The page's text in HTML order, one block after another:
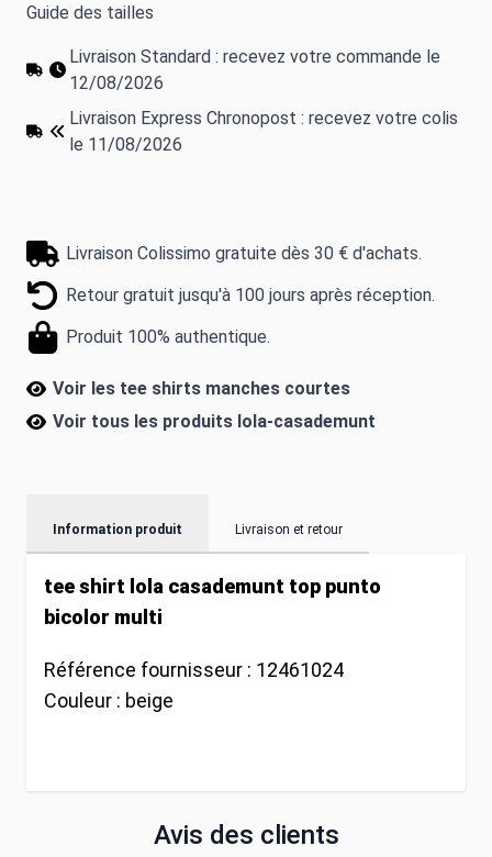
Guide des tailles
Livraison Standard : recevez votre commande le
12/08/2026
Livraison Express Chronopost : recevez votre colis
le 11/08/2026
Livraison Colissimo gratuite dès 30 € d'achats.
Retour gratuit jusqu'à 100 jours après réception.
Produit 100% authentique.
Voir les tee shirts manches courtes
Voir tous les produits lola-casademunt
Information produit Livraison et retour
tee shirt lola casademunt top punto
bicolor multi
Référence fournisseur : 12461024
Couleur : beige
Avis des clients